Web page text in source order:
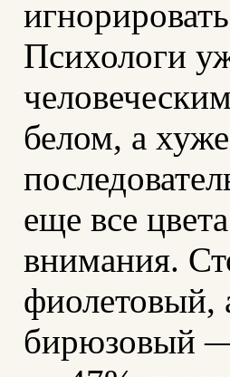
Психологи
белом, а
еще все
внимания.
бирюзовый